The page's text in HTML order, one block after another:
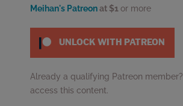
Meihan's Patreonat $1 or more
UNLOCK WITH PATREON
Already a qualifying Patreon member?
access this content.